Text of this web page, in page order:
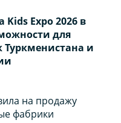
Kids Expo 2026 в
для
и
на продажу
фабрики